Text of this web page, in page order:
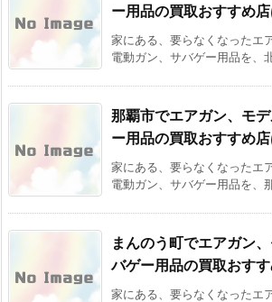
ー用品の買取おすすめ
家にある、要らなくなったエ
電動ガン、サバゲー用品を、
那覇市でエアガン、モ
ー用品の買取おすすめ
家にある、要らなくなったエ
電動ガン、サバゲー用品を、
まんのう町でエアガン
バゲー用品の買取おす
家にある、要らなくなったエ